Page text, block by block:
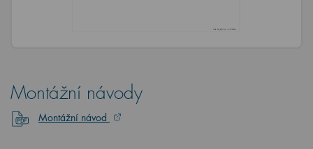
Montážní návody
Montážní návod